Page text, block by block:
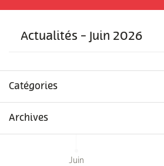
Actualités - Juin 2026
Catégories
Archives
Juin